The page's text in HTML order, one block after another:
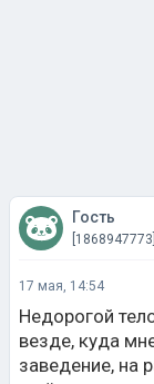
Гость
[1868947773]
17 мая, 14:54
Недорогой
везде, куда
заведение, на